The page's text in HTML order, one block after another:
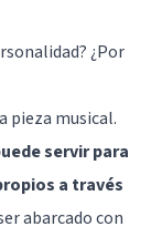
¿Por
pieza musical.
servir para
a través
abarcado con